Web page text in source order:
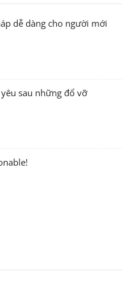
dễ dàng cho người mới
sau những đổ vỡ